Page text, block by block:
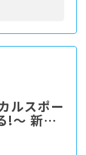
ルスポー
!〜 新た
案